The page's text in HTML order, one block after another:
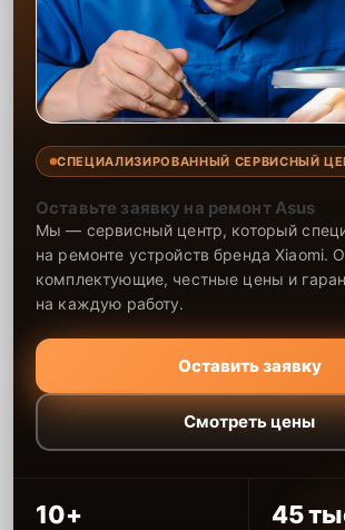
СПЕЦИАЛИЗИРОВАННЫЙ СЕРВИСНЫЙ
Оставьте заявку на ремонт Asus
Мы — сервисный центр, который
на ремонте устройств бренда Xiaomi.
комплектующие, честные цены и
на каждую работу.
Оставить заявку
Смотреть цены
10+ 45